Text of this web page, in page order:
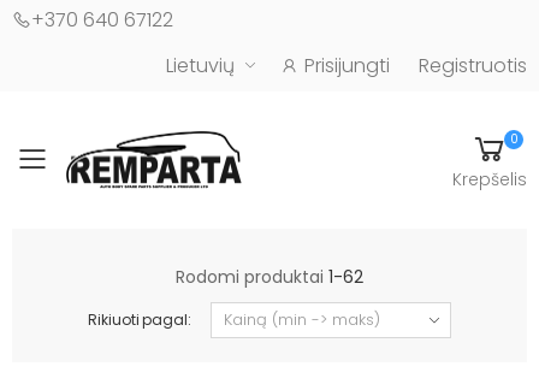
+370 640 67122
Lietuvių
Prisijungti Registruotis
Toggle mobile menu
0
Krepšelis
Rodomi produktai 1-62
Rikiuoti pagal: